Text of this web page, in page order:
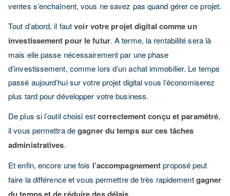
ventes s’enchaînent, vous ne savez pas quand gérer ce projet.
Tout d’abord, il fautvoir votre projet digital comme un
investissement pour le futur. A terme, la rentabilité sera là
mais elle passe nécessairement par une phase
d’investissement, comme lors d’un achat immobilier. Le temps
passé aujourd’hui sur votre projet digital vous l’économiserez
plus tard pour développer votre business.
De plus si l’outil choisi estcorrectement conçu et paramétré,
il vous permettra degagner du temps sur ces tâches
administratives.
Et enfin, encore une fois l’accompagnementproposé peut
faire la différence et vous permettre de très rapidementgagner
.